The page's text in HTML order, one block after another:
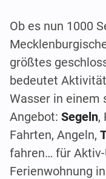
Ob es nun 1000
größtes
bedeutet
Wasser in einem
Angebot: Segeln,
Fahrten, Angeln,
fahren… für
Ferienwohnung